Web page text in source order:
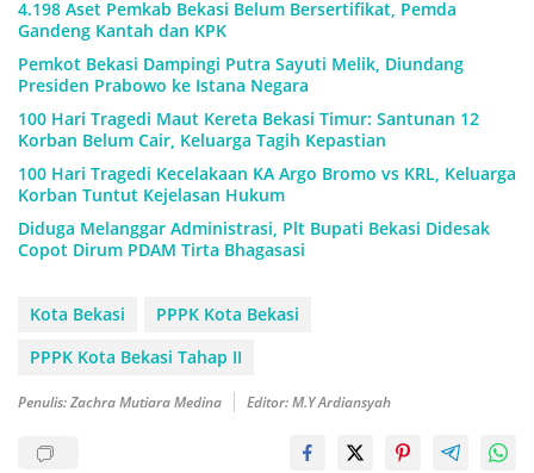
4.198 Aset Pemkab Bekasi Belum Bersertifikat, Pemda
Gandeng Kantah dan KPK
Pemkot Bekasi Dampingi Putra Sayuti Melik, Diundang
Presiden Prabowo ke Istana Negara
100 Hari Tragedi Maut Kereta Bekasi Timur: Santunan 12
Korban Belum Cair, Keluarga Tagih Kepastian
100 Hari Tragedi Kecelakaan KA Argo Bromo vs KRL, Keluarga
Korban Tuntut Kejelasan Hukum
Diduga Melanggar Administrasi, Plt Bupati Bekasi Didesak
Copot Dirum PDAM Tirta Bhagasasi
Kota Bekasi
PPPK Kota Bekasi
PPPK Kota Bekasi Tahap II
Penulis: Zachra Mutiara Medina Editor: M.Y Ardiansyah